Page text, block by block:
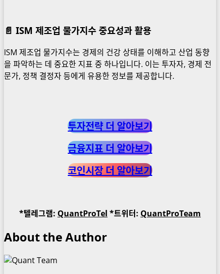
📄 ISM 제조업 물가지수 중요성과 활용
ISM 제조업 물가지수는 경제의 건강 상태를 이해하고 산업 동향
을 파악하는 데 중요한 지표 중 하나입니다. 이는 투자자, 경제 전
문가, 정책 결정자 등에게 유용한 정보를 제공합니다.
투자전략 더 알아보기
금융지표 더 알아보기
코인시장 더 알아보기
*텔레그램: QuantProTel *트위터: QuantProTeam
About the Author